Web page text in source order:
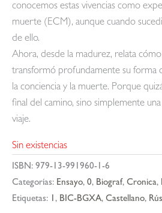
conocemos estas vivencias como
muerte (ECM), aunque cuando
de ello.
Ahora, desde la madurez, relata
transformó profundamente su forma
la conciencia y la muerte. Porque
final del camino, sino simplemente
viaje.
Sin existencias
ISBN: 979-13-991960-1-6
Categorías: Ensayo, 0, Biograf, Cronica,
Etiquetas: 1 , BIC-BGXA, Castellano,